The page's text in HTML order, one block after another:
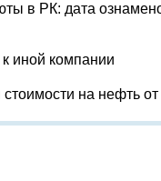
в РК: дата
иной компании
на нефть